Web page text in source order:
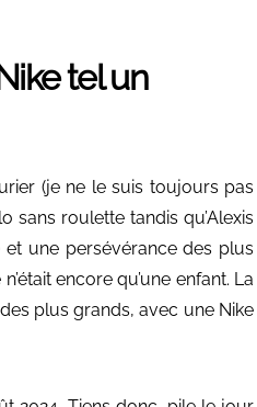
tel un
(je ne le suis toujours pas
sans roulette tandis qu’Alexis
une persévérance des plus
encore qu’une enfant. La
plus grands, avec une Nike